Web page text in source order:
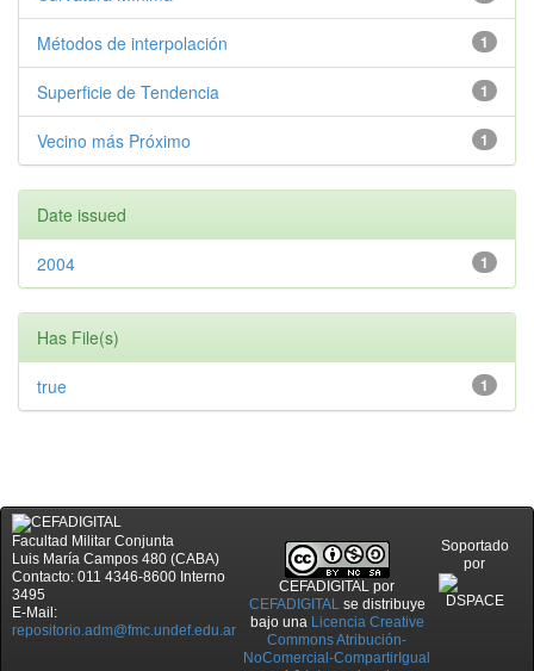
1
Métodos de interpolación
1
Superficie de Tendencia
1
Vecino más Próximo
Date issued
1
2004
Has File(s)
1
true
Facultad Militar Conjunta
Luis María Campos 480 (CABA)
Contacto: 011 4346-8600 Interno
3495
E-Mail:
repositorio.adm@fmc.undef.edu.ar
CEFADIGITAL por
CEFADIGITALse distribuye
bajo una Licencia Creative
Commons Atribución-
NoComercial-CompartirIgual
Soportado
por